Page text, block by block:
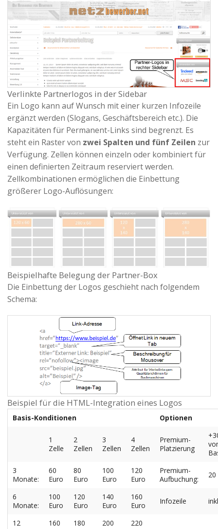
Verlinkte Partnerlogos in der Sidebar
Ein Logo kann auf Wunsch mit einer kurzen Infozeile
ergänzt werden (Slogans, Geschäftsbereich etc.). Die
Kapazitäten für Permanent-Links sind begrenzt. Es
steht ein Raster von zwei Spalten und fünf Zeilen zur
Verfügung. Zellen können einzeln oder kombiniert für
einen definierten Zeitraum reserviert werden.
Zellkombinationen ermöglichen die Einbettung
größerer Logo-Auflösungen:
Beispielhafte Belegung der Partner-Box
Die Einbettung der Logos geschieht nach folgendem
Schema:
Beispiel für die HTML-Integration eines Logos
Basis-Konditionen Optionen
1
Zelle
2
Zellen
3
Zellen
4
Zellen
Premium-
Platzierung
3
Monate:
60
Euro
80
Euro
100
Euro
120
Euro
Premium-
Aufbuchung:
20
6
Monate:
100
Euro
120
Euro
140
Euro
160
Euro
Infozeile
12
160
180
200
220